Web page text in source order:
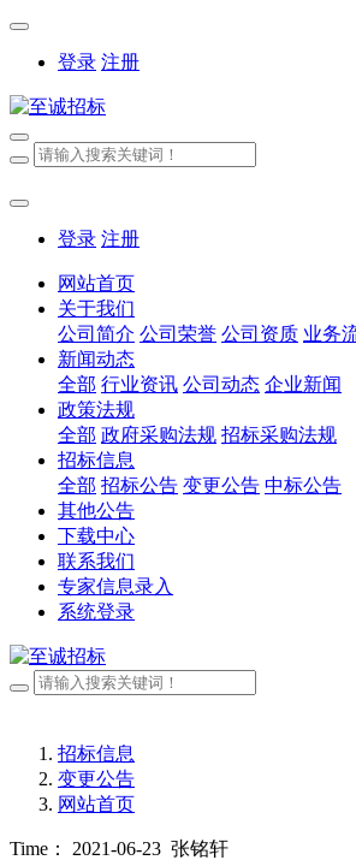
登录 注册
登录 注册
网站首页
关于我们
公司简介 公司荣誉 公司资质 业务
新闻动态
全部 行业资讯 公司动态 企业新闻
政策法规
全部 政府采购法规 招标采购法规
招标信息
全部 招标公告 变更公告 中标公告
其他公告
下载中心
联系我们
专家信息录入
系统登录
招标信息
变更公告
网站首页
Time： 2021-06-23 张铭轩